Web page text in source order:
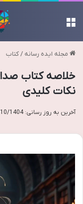
مجله ایده رسانه /کتاب
خلاصه کتاب
نکات کلیدی
آخرین به روز رسانی: 09/10/1404